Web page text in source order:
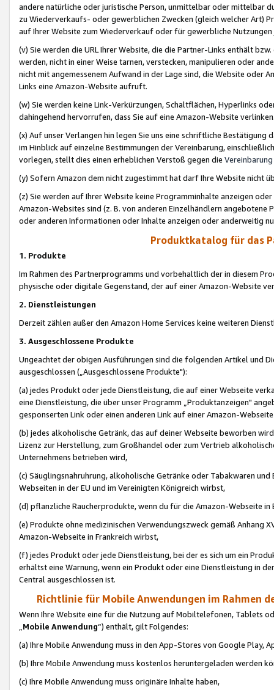
andere natürliche oder juristische Person, unmittelbar oder mittelbar
zu Wiederverkaufs- oder gewerblichen Zwecken (gleich welcher Art)
auf Ihrer Website zum Wiederverkauf oder für gewerbliche
(v) Sie werden die URL Ihrer Website, die die Partner-Links enthält
werden, nicht in einer Weise tarnen, verstecken, manipulieren oder
nicht mit angemessenem Aufwand in der Lage sind, die Website oder
Links eine Amazon-Website aufruft.
(w) Sie werden keine Link-Verkürzungen, Schaltflächen, Hyperlinks
dahingehend hervorrufen, dass Sie auf eine Amazon-Website
(x) Auf unser Verlangen hin legen Sie uns eine schriftliche
im Hinblick auf einzelne Bestimmungen der Vereinbarung,
vorlegen, stellt dies einen erheblichen Verstoß gegen die Vereinbarung
(y) Sofern Amazon dem nicht zugestimmt hat darf Ihre Website nicht
(z) Sie werden auf Ihrer Website keine Programminhalte anzeigen
Amazon-Websites sind (z. B. von anderen Einzelhändlern
oder anderen Informationen oder Inhalte anzeigen oder anderweitig
Produktkatalog für das
1. Produkte
Im Rahmen des Partnerprogramms und vorbehaltlich der in diesem
physische oder digitale Gegenstand, der auf einer Amazon-Website
2. Dienstleistungen
Derzeit zählen außer den Amazon Home Services keine weiteren
3. Ausgeschlossene Produkte
Ungeachtet der obigen Ausführungen sind die folgenden Artikel und
ausgeschlossen („Ausgeschlossene Produkte"):
(a) jedes Produkt oder jede Dienstleistung, die auf einer Webseite
eine Dienstleistung, die über unser Programm „Produktanzeigen"
gesponserten Link oder einen anderen Link auf einer Amazon-
(b) jedes alkoholische Getränk, das auf deiner Webseite beworben
Lizenz zur Herstellung, zum Großhandel oder zum Vertrieb
Unternehmens betrieben wird,
(c) Säuglingsnahruhrung, alkoholische Getränke oder Tabakwaren
Webseiten in der EU und im Vereinigten Königreich wirbst,
(d) pflanzliche Raucherprodukte, wenn du für die Amazon-Webseite in
(e) Produkte ohne medizinischen Verwendungszweck gemäß Anhang
Amazon-Webseite in Frankreich wirbst,
(f) jedes Produkt oder jede Dienstleistung, bei der es sich um ein
erhältst eine Warnung, wenn ein Produkt oder eine Dienstleistung in
Central ausgeschlossen ist.
Richtlinie für Mobile Anwendungen im Rahmen
Wenn Ihre Website eine für die Nutzung auf Mobiltelefonen, Tablets
„Mobile Anwendung“) enthält, gilt Folgendes:
(a) Ihre Mobile Anwendung muss in den App-Stores von Google Play,
(b) Ihre Mobile Anwendung muss kostenlos heruntergeladen werden
(c) Ihre Mobile Anwendung muss originäre Inhalte haben,